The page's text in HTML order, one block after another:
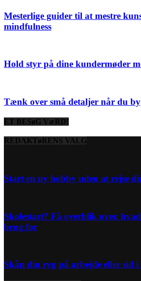
Mesterlige guider til at mestre
mindfulness
Hold styr på dine kundermøder
Tænk over små detaljer når du
ET BESøG VæRD!
REDAKTøRENS VALG
Start en ny hobby uden at rejse
Skolestart? Få overblik over,
brug for
Skån din ryg på arbejde eller sid i